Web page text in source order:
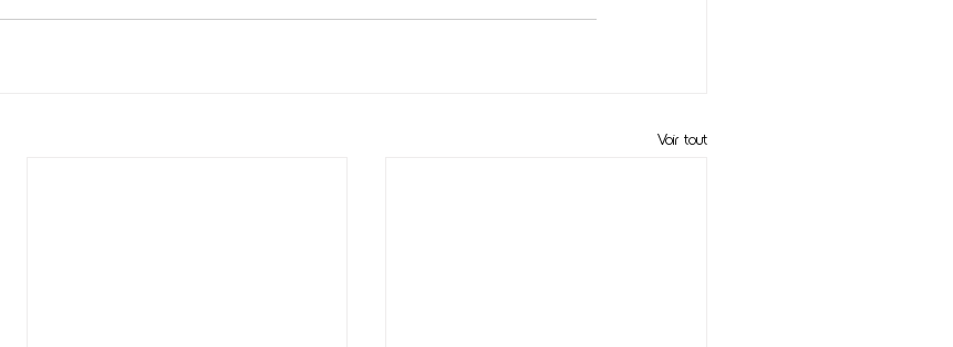
Voir tout